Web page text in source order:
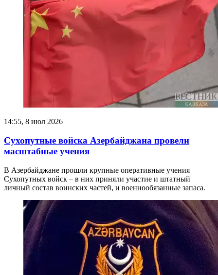
14:55, 8 июл 2026
Сухопутные войска Азербайджана провели
масштабные учения
В Азербайджане прошли крупные оперативные учения
Сухопутных войск – в них приняли участие и штатный
личный состав воинских частей, и военнообязанные запаса.